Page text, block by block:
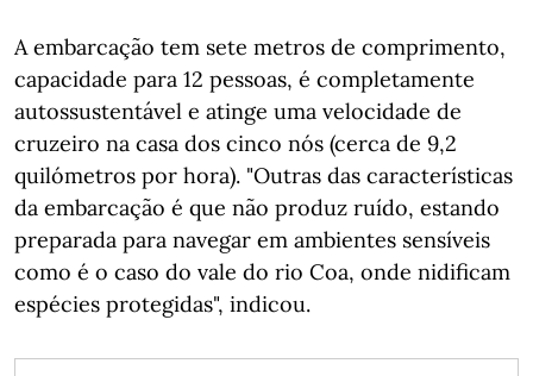
A embarcação tem sete metros de comprimento,
capacidade para 12 pessoas, é completamente
autossustentável e atinge uma velocidade de
cruzeiro na casa dos cinco nós (cerca de 9,2
quilómetros por hora). "Outras das características
da embarcação é que não produz ruído, estando
preparada para navegar em ambientes sensíveis
como é o caso do vale do rio Coa, onde nidificam
espécies protegidas", indicou.